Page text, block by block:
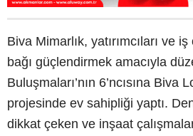
Biva Mimarlık, yatırımcıları ve
bağı güçlendirmek amacıyla
Buluşmaları’nın 6’ncısına Biva
projesinde ev sahipliği yaptı.
dikkat çeken ve inşaat